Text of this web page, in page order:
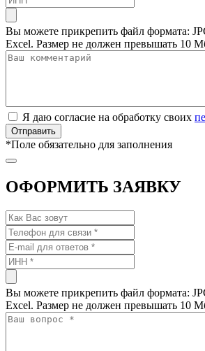
Вы можете прикрепить файл формата:
Excel. Размер не должен превышать 10
Я даю согласие на обработку своих
*Поле обязательно для заполнения
ОФОРМИТЬ ЗАЯВКУ
Вы можете прикрепить файл формата:
Excel. Размер не должен превышать 10